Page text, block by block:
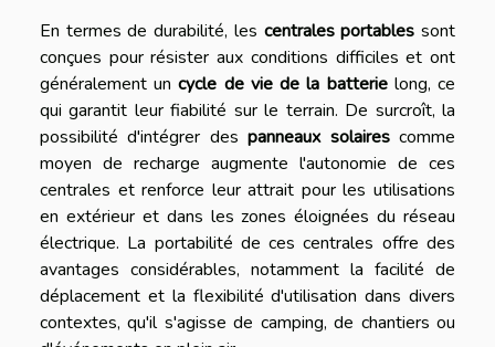
En termes de durabilité, les centrales portables sont
conçues pour résister aux conditions difficiles et ont
généralement uncycle de vie de la batterielong, ce
qui garantit leur fiabilité sur le terrain. De surcroît, la
possibilité d'intégrer despanneaux solairescomme
moyen de recharge augmente l'autonomie de ces
centrales et renforce leur attrait pour les utilisations
en extérieur et dans les zones éloignées du réseau
électrique. La portabilité de ces centrales offre des
avantages considérables, notamment la facilité de
déplacement et la flexibilité d'utilisation dans divers
contextes, qu'il s'agisse de camping, de chantiers ou